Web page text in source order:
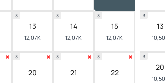
13
12,07K
3
14
12,07K
3
15
12,07K
3
20
3
21
3
22
3
13
3
20
3